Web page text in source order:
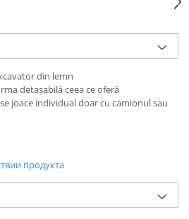
din lemn
detașabilă ceea ce oferă
joace individual doar cu camionul sau
продукта